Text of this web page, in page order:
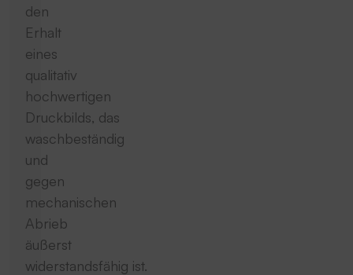
den
Erhalt
eines
qualitativ
hochwertigen
Druckbilds, das
waschbeständig
und
gegen
mechanischen
Abrieb
äußerst
widerstandsfähig ist.